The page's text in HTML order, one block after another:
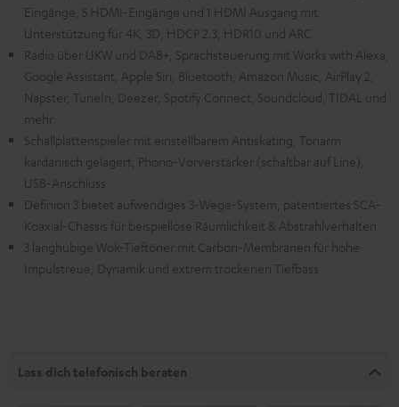
Eingänge, 5 HDMI-Eingänge und 1 HDMI Ausgang mit
Unterstützung für 4K, 3D, HDCP 2.3, HDR10 und ARC
Radio über UKW und DAB+, Sprachsteuerung mit Works with Alexa,
Google Assistant, Apple Siri, Bluetooth, Amazon Music, AirPlay 2,
Napster, TuneIn, Deezer, Spotify Connect, Soundcloud, TIDAL und
mehr
Schallplattenspieler mit einstellbarem Antiskating, Tonarm
kardanisch gelagert, Phono-Vorverstärker (schaltbar auf Line),
USB-Anschluss
Definion 3 bietet aufwendiges 3-Wege-System, patentiertes SCA-
Koaxial-Chassis für beispiellose Räumlichkeit & Abstrahlverhalten
3 langhubige Wok-Tieftöner mit Carbon-Membranen für hohe
Impulstreue, Dynamik und extrem trockenen Tiefbass
Lass dich telefonisch beraten